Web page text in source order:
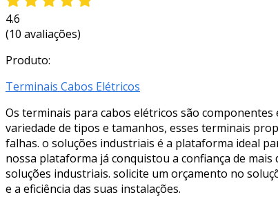
4.6
(10 avaliações)
Produto:
Terminais Cabos Elétricos
Os terminais para cabos elétricos são
variedade de tipos e tamanhos, esses terminais
falhas. o soluções industriais é a plataforma ideal
nossa plataforma já conquistou a confiança de
soluções industriais. solicite um orçamento no
e a eficiência das suas instalações.